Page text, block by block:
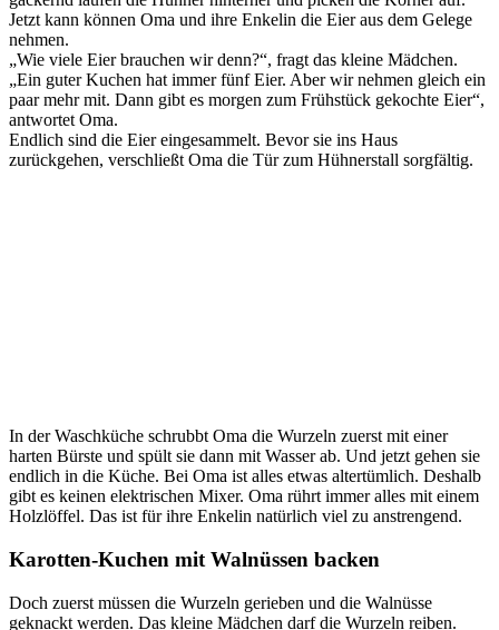
Jetzt kann können Oma und ihre Enkelin die Eier aus dem Gelege
nehmen.
„Wie viele Eier brauchen wir denn?“, fragt das kleine Mädchen.
„Ein guter Kuchen hat immer fünf Eier. Aber wir nehmen gleich ein
paar mehr mit. Dann gibt es morgen zum Frühstück gekochte Eier“,
antwortet Oma.
Endlich sind die Eier eingesammelt. Bevor sie ins Haus
zurückgehen, verschließt Oma die Tür zum Hühnerstall sorgfältig.
In der Waschküche schrubbt Oma die Wurzeln zuerst mit einer
harten Bürste und spült sie dann mit Wasser ab. Und jetzt gehen sie
endlich in die Küche. Bei Oma ist alles etwas altertümlich. Deshalb
gibt es keinen elektrischen Mixer. Oma rührt immer alles mit einem
Holzlöffel. Das ist für ihre Enkelin natürlich viel zu anstrengend.
Karotten-Kuchen mit Walnüssen backen
Doch zuerst müssen die Wurzeln gerieben und die Walnüsse
geknackt werden. Das kleine Mädchen darf die Wurzeln reiben.